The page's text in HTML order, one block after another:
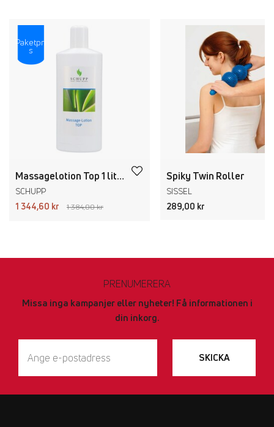
Paketpri
s
Massagelotion Top 1 liter, 6-pack
SCHUPP
1 344,60 kr 1 384,00 kr
Spiky Twin Roller
SISSEL
289,00 kr
PRENUMERERA
Missa inga kampanjer eller nyheter! Få informationen i
din inkorg.
SKICKA